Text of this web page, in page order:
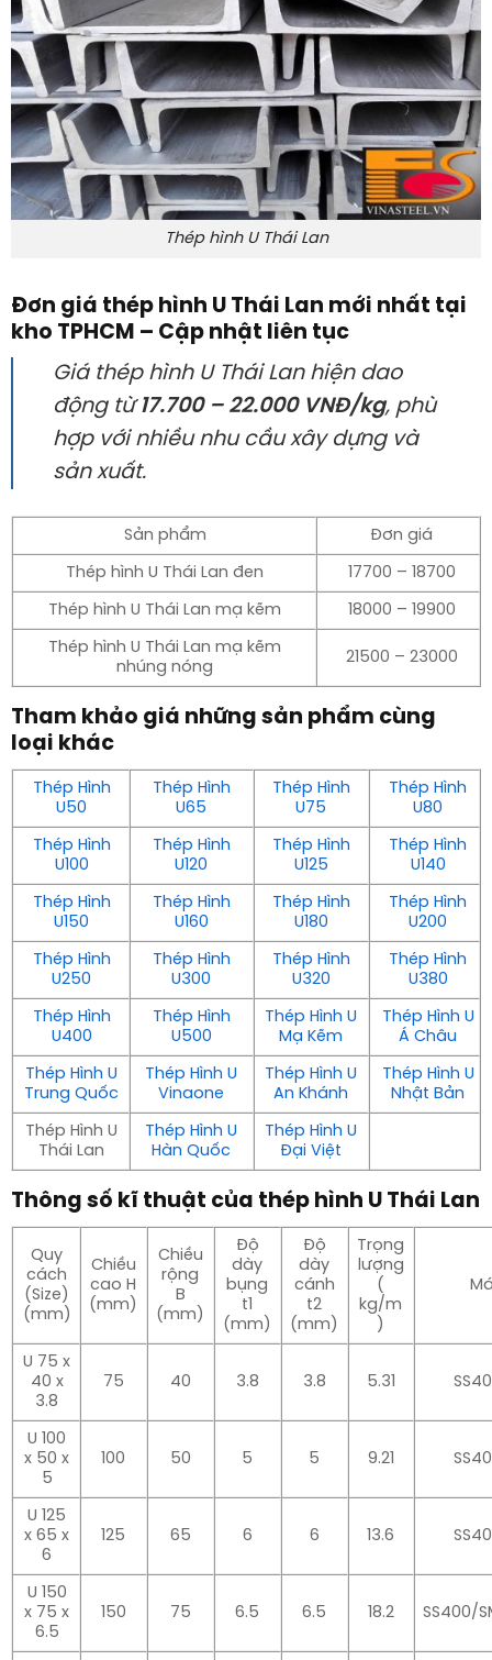
Thép hình U Thái Lan
Đơn giá thép hình U Thái Lan mới nhất tại
kho TPHCM – Cập nhật liên tục
Giá thép hình U Thái Lan hiện dao
động từ17.700 – 22.000 VNĐ/kg, phù
hợp với nhiều nhu cầu xây dựng và
sản xuất.
Sản phẩm Đơn giá
Thép hình U Thái Lan đen 17700 – 18700
Thép hình U Thái Lan mạ kẽm 18000 – 19900
Thép hình U Thái Lan mạ kẽm
nhúng nóng
21500 – 23000
Tham khảo giá những sản phẩm cùng
loại khác
Thép Hình
U50
Thép Hình
U65
Thép Hình
U75
Thép Hình
U80
Thép Hình
U100
Thép Hình
U120
Thép Hình
U125
Thép Hình
U140
Thép Hình
U150
Thép Hình
U160
Thép Hình
U180
Thép Hình
U200
Thép Hình
U250
Thép Hình
U300
Thép Hình
U320
Thép Hình
U380
Thép Hình
U400
Thép Hình
U500
Thép Hình U
Mạ Kẽm
Thép Hình U
Á Châu
Thép Hình U
Trung Quốc
Thép Hình U
Vinaone
Thép Hình U
An Khánh
Thép Hình U
Nhật Bản
Thép Hình U
Thái Lan
Thép Hình U
Hàn Quốc
Thép Hình U
Đại Việt
Thông số kĩ thuật của thép hình U Thái Lan
Quy
cách
(Size)
(mm)
Chiều
cao H
(mm)
Chiều
rộng
B
(mm)
Độ
dày
bụng
t1
(mm)
Độ
dày
cánh
t2
(mm)
Trọng
lượng
(
kg/m
)
U 75 x
40 x
3.8
75 40 3.8 3.8 5.31
U 100
x 50 x
5
100 50 5 5 9.21
U 125
x 65 x
6
125 65 6 6 13.6
U 150
x 75 x
6.5
150 75 6.5 6.5 18.2 SS400/